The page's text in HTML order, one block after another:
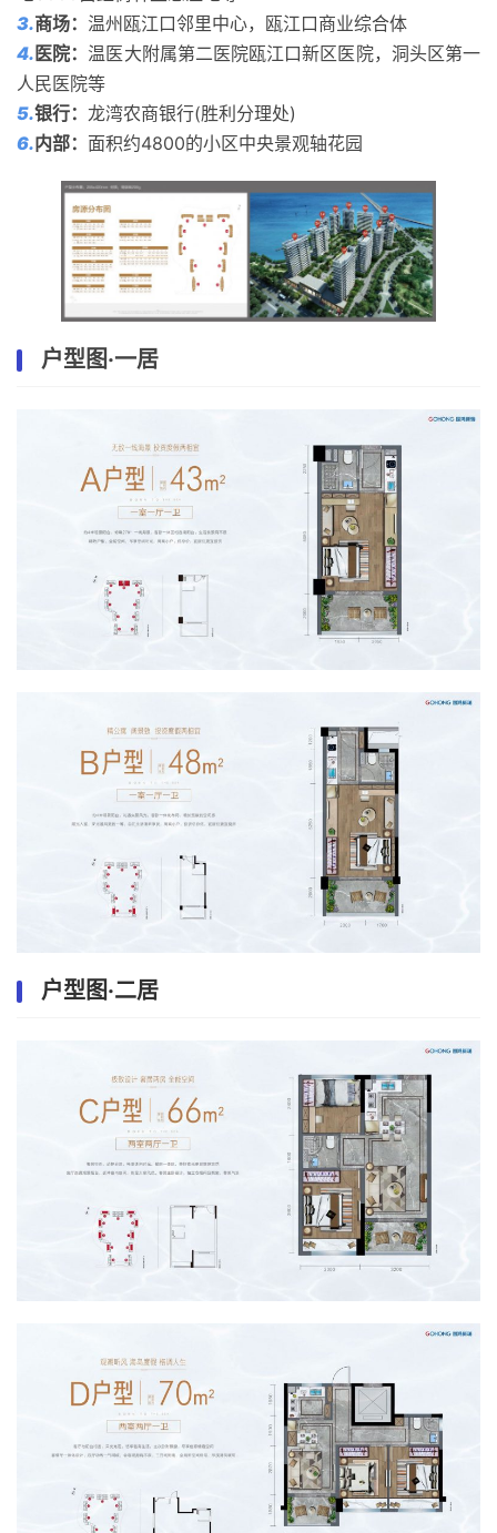
3.商场： 温州瓯江口邻里中心，瓯江口商业综合体
4. 医院： 温医大附属第二医院瓯江口新区医院，洞头区第一
人民医院等
5.银行： 龙湾农商银行(胜利分理处)
6.内部： 面积约4800的小区中央景观轴花园
户型图·一居
户型图·二居